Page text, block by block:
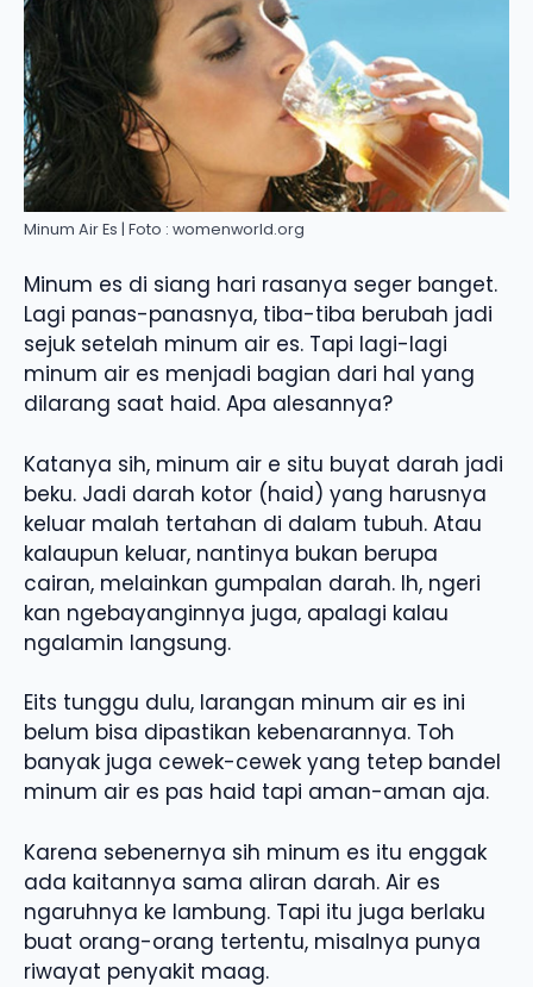
Minum Air Es | Foto : womenworld.org
Minum es di siang hari rasanya seger banget.
Lagi panas-panasnya, tiba-tiba berubah jadi
sejuk setelah minum air es. Tapi lagi-lagi
minum air es menjadi bagian dari hal yang
dilarang saat haid. Apa alesannya?
Katanya sih, minum air e situ buyat darah jadi
beku. Jadi darah kotor (haid) yang harusnya
keluar malah tertahan di dalam tubuh. Atau
kalaupun keluar, nantinya bukan berupa
cairan, melainkan gumpalan darah. Ih, ngeri
kan ngebayanginnya juga, apalagi kalau
ngalamin langsung.
Eits tunggu dulu, larangan minum air es ini
belum bisa dipastikan kebenarannya. Toh
banyak juga cewek-cewek yang tetep bandel
minum air es pas haid tapi aman-aman aja.
Karena sebenernya sih minum es itu enggak
ada kaitannya sama aliran darah. Air es
ngaruhnya ke lambung. Tapi itu juga berlaku
buat orang-orang tertentu, misalnya punya
riwayat penyakit maag.